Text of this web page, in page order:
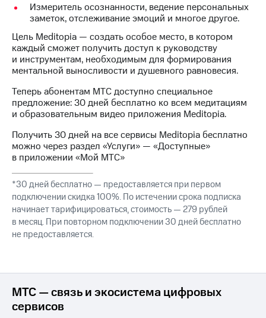
чистый
номер
Выбрать
красивый
номер
Заменить
SIM-
карту
Перейти
на
eSIM
Для дома
Выберите
и подключите
ТВ
с выгодным
тарифом
Тарифы
ТВ и телефон
для дома
Тарифы
Интернет,
ТВ и телефон
для дома
Услуги
кабинет
интернета
и
Личный
кабинет
спутникового
ТВ
Скачать
приложение
Видеонаблюдение
Измеритель осознанности, ведение персональных
заметок, отслеживание эмоций и многое другое.
Цель Meditopia — создать особое место, в котором
каждый сможет получить доступ к руководству
и инструментам, необходимым для формирования
ментальной выносливости и душевного равновесия.
Теперь абонентам МТС доступно специальное
предложение: 30 дней бесплатно ко всем медитациям
и образовательным видео приложения Meditopia.
Получить 30 дней на все сервисы Meditopia бесплатно
можно через раздел «Услуги» — «Доступные»
в приложении «Мой МТС»
*30 дней бесплатно — предоставляется при первом
подключении скидка 100%. По истечении срока подписка
начинает тарифицироваться, стоимость — 279 рублей
в месяц. При повторном подключении 30 дней бесплатно
не предоставляется.
МТС — связь и экосистема цифровых
сервисов